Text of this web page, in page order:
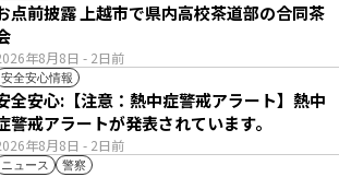
年8月8日 - 2日前
点前披露 上越市で県内高校茶道部の合同茶
安全安心情報
年8月8日 - 2日前
全安心:【注意：熱中症警戒アラート】熱中
警戒アラートが発表されています。
ニュース 警察